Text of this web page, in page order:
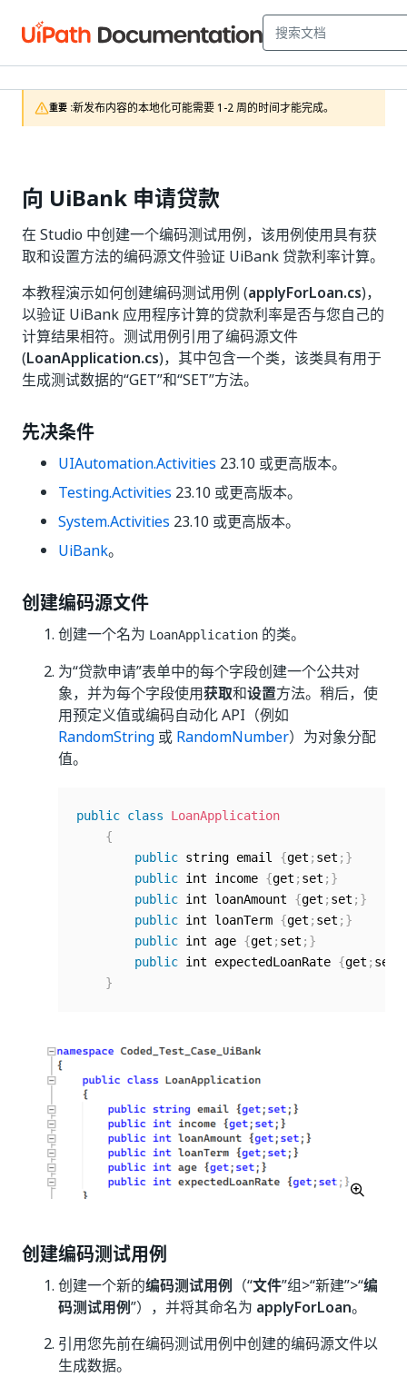
重要 :新发布内容的本地化可能需要 1-2 周的时间才能完成。
向 UiBank 申请贷款
在 Studio 中创建一个编码测试用例，该用例使用具有获
取和设置方法的编码源文件验证 UiBank 贷款利率计算。
本教程演示如何创建编码测试用例 (applyForLoan.cs)，
以验证 UiBank 应用程序计算的贷款利率是否与您自己的
计算结果相符。测试用例引用了编码源文件
(LoanApplication.cs)，其中包含一个类，该类具有用于
生成测试数据的“GET”和“SET”方法。
先决条件
UIAutomation.Activities 23.10 或更高版本。
Testing.Activities 23.10 或更高版本。
System.Activities 23.10 或更高版本。
UiBank。
创建编码源文件
创建一个名为 LoanApplication 的类。
为“贷款申请”表单中的每个字段创建一个公共对
象，并为每个字段使用获取和设置方法。稍后，使
用预定义值或编码自动化 API（例如
RandomString 或 RandomNumber）为对象分配
值。
public class
LoanApplication
{
public string email {get ; set ; }
public int income {get ; set ; }
public int loanAmount {get ; set ; }
public int loanTerm {get ; set ; }
public int age {get ; set ; }
public int expectedLoanRate {get ; set
}
创建编码测试用例
创建一个新的编码测试用例 （“文件”组>“新建”>“编
码测试用例”），并将其命名为 applyForLoan。
引用您先前在编码测试用例中创建的编码源文件以
生成数据。